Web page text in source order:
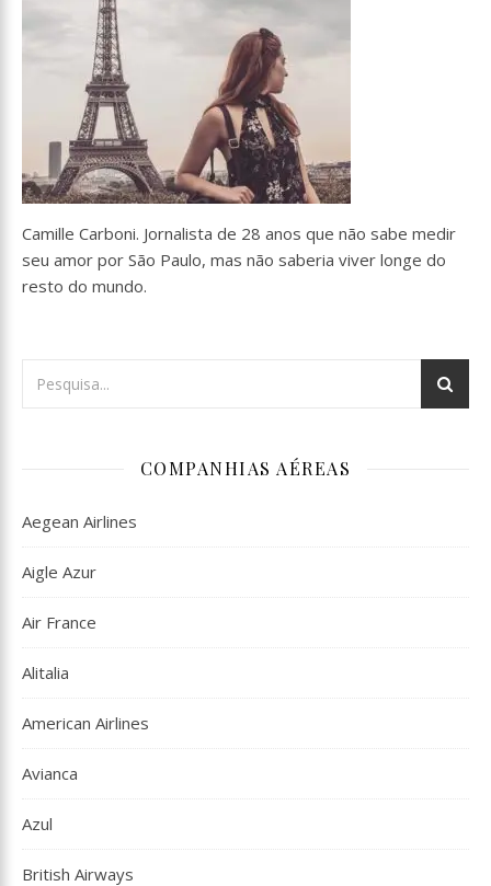
Camille Carboni. Jornalista de 28 anos que não sabe medir
seu amor por São Paulo, mas não saberia viver longe do
resto do mundo.
COMPANHIAS AÉREAS
Aegean Airlines
Aigle Azur
Air France
Alitalia
American Airlines
Avianca
Azul
British Airways